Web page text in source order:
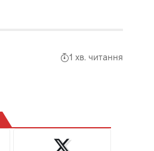
1 хв. читання